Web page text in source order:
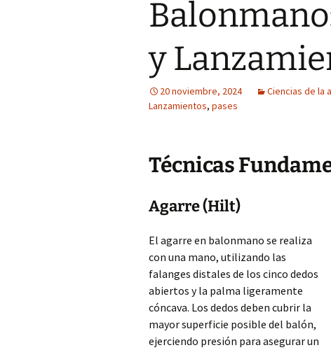
y
20 noviembre, 2024 Ciencias de la
Lanzamientos, pases
Técnicas
Agarre (Hilt)
El agarre en balonmano se realiza
con una mano, utilizando las
falanges distales de los cinco dedos
abiertos y la palma ligeramente
cóncava. Los dedos deben cubrir la
mayor superficie posible del balón,
ejerciendo presión para asegurar un